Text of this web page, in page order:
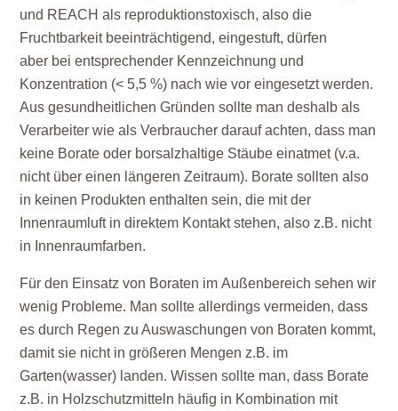
und REACH als reproduktionstoxisch, also die
Fruchtbarkeit beeinträchtigend, eingestuft, dürfen
aber bei entsprechender Kennzeichnung und
Konzentration (< 5,5 %) nach wie vor eingesetzt werden.
Aus gesundheitlichen Gründen sollte man deshalb als
Verarbeiter wie als Verbraucher darauf achten, dass man
keine Borate oder borsalzhaltige Stäube einatmet (v.a.
nicht über einen längeren Zeitraum). Borate sollten also
in keinen Produkten enthalten sein, die mit der
Innenraumluft in direktem Kontakt stehen, also z.B. nicht
in Innenraumfarben.
Für den Einsatz von Boraten imAußenbereich sehen wir
wenig Probleme. Man sollte allerdings vermeiden, dass
es durch Regen zu Auswaschungen von Boraten kommt,
damit sie nicht in größeren Mengen z.B. im
Garten(wasser) landen. Wissen sollte man, dass Borate
z.B. in Holzschutzmitteln häufig in Kombination mit